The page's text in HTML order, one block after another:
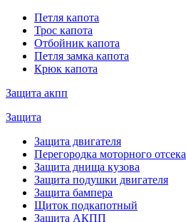
Петля капота
Трос капота
Отбойник капота
Петля замка капота
Крюк капота
Защита акпп
Защита
Защита двигателя
Перегородка моторного отсека
Защита днища кузова
Защита подушки двигателя
Защита бампера
Щиток подкапотный
Защита АКПП